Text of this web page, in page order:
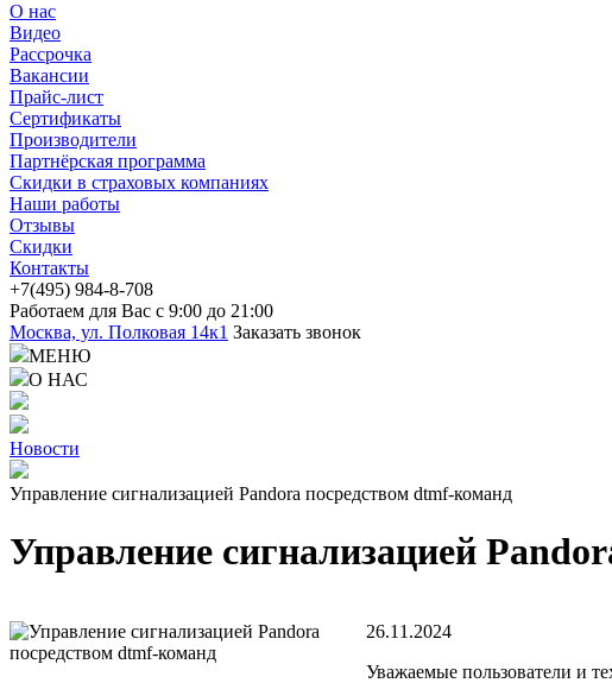
О нас
Видео
Рассрочка
Вакансии
Прайс-лист
Сертификаты
Производители
Партнёрская программа
Скидки в страховых компаниях
Наши работы
Отзывы
Скидки
Контакты
+7(495) 984-8-708
Работаем для Вас с 9:00 до 21:00
Москва, ул. Полковая 14к1 Заказать звонок
МЕНЮ
О НАС
Новости
Управление сигнализацией Pandora посредством dtmf-команд
Управление сигнализацией
26.11.2024
Уважаемые пользователи и